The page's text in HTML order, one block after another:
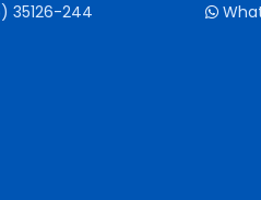
35126-244